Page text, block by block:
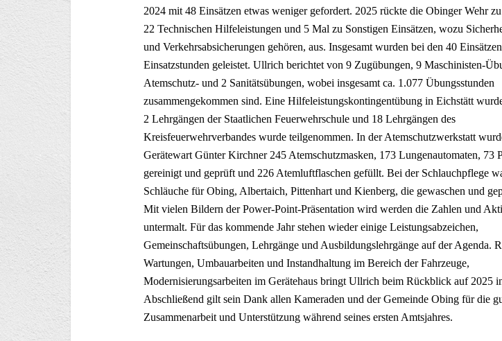
2024 mit 48 Einsätzen etwas weniger gefordert. 2025 rückte die Obinger Wehr
22 Technischen Hilfeleistungen und 5 Mal zu Sonstigen Einsätzen, wozu
und Verkehrsabsicherungen gehören, aus. Insgesamt wurden bei den 40
Einsatzstunden geleistet. Ullrich berichtet von 9 Zugübungen, 9 Maschinisten-
Atemschutz- und 2 Sanitätsübungen, wobei insgesamt ca. 1.077 Übungsstunden
zusammengekommen sind. Eine Hilfeleistungskontingentübung in Eichstätt
2 Lehrgängen der Staatlichen Feuerwehrschule und 18 Lehrgängen des
Kreisfeuerwehrverbandes wurde teilgenommen. In der Atemschutzwerkstatt
Gerätewart Günter Kirchner 245 Atemschutzmasken, 173 Lungenautomaten, 73
gereinigt und geprüft und 226 Atemluftflaschen gefüllt. Bei der Schlauchpflege
Schläuche für Obing, Albertaich, Pittenhart und Kienberg, die gewaschen und
Mit vielen Bildern der Power-Point-Präsentation wird werden die Zahlen und
untermalt. Für das kommende Jahr stehen wieder einige Leistungsabzeichen,
Gemeinschaftsübungen, Lehrgänge und Ausbildungslehrgänge auf der Agenda.
Wartungen, Umbauarbeiten und Instandhaltung im Bereich der Fahrzeuge,
Modernisierungsarbeiten im Gerätehaus bringt Ullrich beim Rückblick auf 2025
Abschließend gilt sein Dank allen Kameraden und der Gemeinde Obing für die
Zusammenarbeit und Unterstützung während seines ersten Amtsjahres.